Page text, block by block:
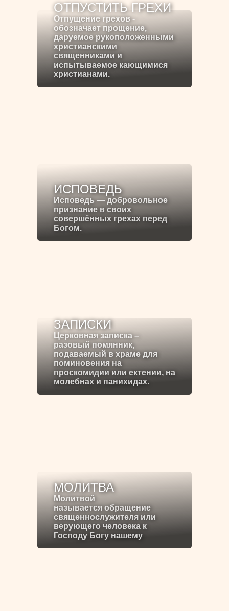
ОТПУСТИТЬ ГРЕХИ
Отпущение грехов -
обозначает прощение,
даруемое рукоположенными
христианскими
священниками и
испытываемое кающимися
христианами.
ИСПОВЕДЬ
Исповедь — добровольное
признание в своих
совершённых грехах перед
Богом.
ЗАПИСКИ
Церковная записка –
разовый помянник,
подаваемый в храме для
поминовения на
проскомидии или ектении, на
молебнах и панихидах.
МОЛИТВА
Молитвой
называется обращение
священнослужителя или
верующего человека к
Господу Богу нашему